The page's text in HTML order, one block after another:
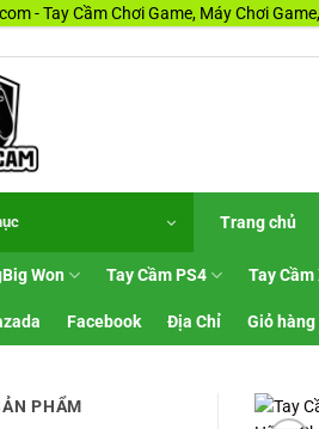
- Tay Cầm Chơi Game, Máy Chơi
Trang chủ
Won Tay Cầm PS4 Tay Cầm
Facebook Địa Chỉ Giỏ hàng
PHẨM